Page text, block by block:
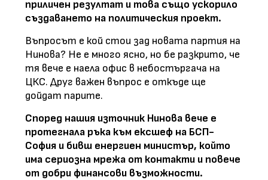
приличен резултат и това също ускорило
създаването на политическия проект.
Въпросът е кой стои зад новата партия на
Нинова? Не е много ясно, но бе разкрито, че
тя вече е наела офис в небостъргача на
ЦКС. Друг важен въпрос е откъде ще
дойдат парите.
Според нашия източник Нинова вече е
протегнала ръка към ексшеф на БСП-
София и бивш енергиен министър, който
има сериозна мрежа от контакти и повече
от добри финансови възможности.